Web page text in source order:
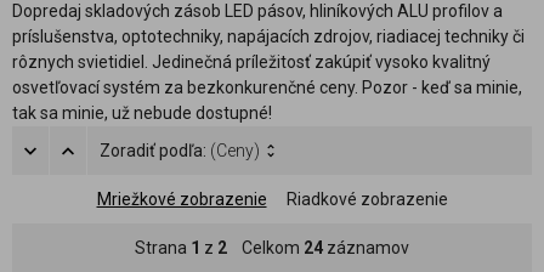
Dopredaj skladových zásob LED pásov, hliníkových ALU profilov a
príslušenstva, optotechniky, napájacích zdrojov, riadiacej techniky či
rôznych svietidiel. Jedinečná príležitosť zakúpiť vysoko kvalitný
osvetľovací systém za bezkonkurenčné ceny. Pozor - keď sa minie,
tak sa minie, už nebude dostupné!
Zoradiť podľa: (Ceny)
Mriežkové zobrazenie Riadkové zobrazenie
Strana 1 z 2 Celkom 24 záznamov